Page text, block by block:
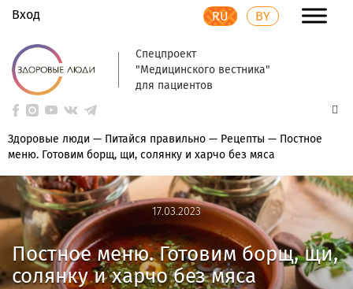
Вход RU BY
Спецпроект
"Медицинского вестника"
для пациентов
Здоровые люди — Питайся правильно — Рецепты — Постное
меню. Готовим борщ, щи, солянку и харчо без мяса
17.03.2023
17.03.2023
Постное меню. Готовим борщ, щи,
солянку и харчо без мяса